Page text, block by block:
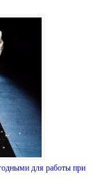
для работы при